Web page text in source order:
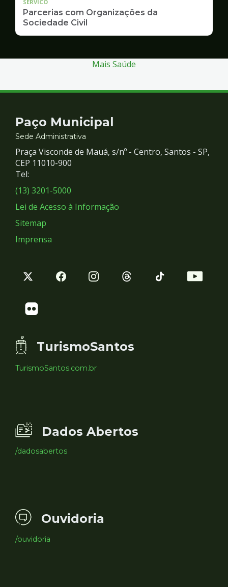
SERVICO
Parcerias com Organizações da
Sociedade Civil
Mais Saúde
Contato
e
Redes
Sociais
Paço Municipal
Sede Administrativa
Praça Visconde de Mauá, s/nº - Centro, Santos - SP,
CEP 11010-900
Tel:
(13) 3201-5000
Lei de Acesso à Informação
Sitemap
Imprensa
TurismoSantos
TurismoSantos.com.br
Dados Abertos
/dadosabertos
Ouvidoria
/ouvidoria